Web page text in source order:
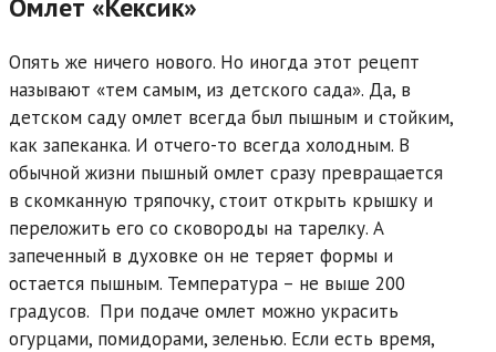
Омлет «Кексик»
Опять же ничего нового. Но иногда этот рецепт
называют «тем самым, из детского сада». Да, в
детском саду омлет всегда был пышным и стойким,
как запеканка. И отчего-то всегда холодным. В
обычной жизни пышный омлет сразу превращается
в скомканную тряпочку, стоит открыть крышку и
переложить его со сковороды на тарелку. А
запеченный в духовке он не теряет формы и
остается пышным. Температура – не выше 200
градусов. При подаче омлет можно украсить
огурцами, помидорами, зеленью. Если есть время,